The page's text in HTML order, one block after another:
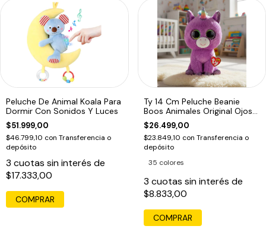
Peluche De Animal Koala Para
Dormir Con Sonidos Y Luces
$51.999,00
$46.799,10 con Transferencia o
depósito
3 cuotas sin interés de
$17.333,00
COMPRAR
Ty 14 Cm Peluche Beanie
Boos Animales Original Ojos
Grande
$26.499,00
$23.849,10 con Transferencia o
depósito
35 colores
3 cuotas sin interés de
$8.833,00
COMPRAR